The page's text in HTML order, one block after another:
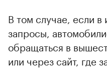
В том случае, если
запросы,
обращаться в
или через сайт, где